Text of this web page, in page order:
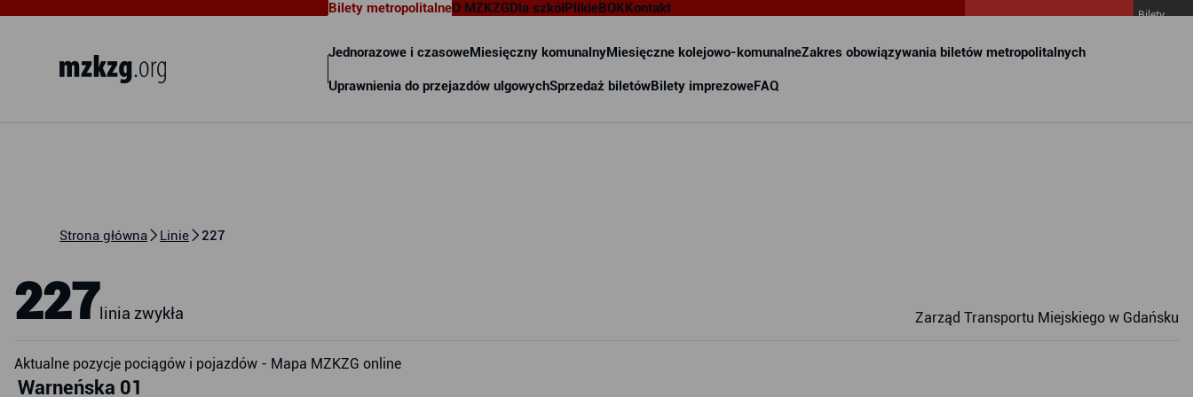
Bilety metropolitalne
Jednorazowe i czasoweMiesięczny komunalnyMiesięczne kolejowo-komunalneZakres obowiązywania biletów metropolitalnych
Uprawnienia do przejazdów ulgowychSprzedaż biletówBilety imprezoweFAQ
O MZKZGDla szkółPlikieBOKKontakt
Bilety
Strona główna Linie 227
227 linia zwykła Zarząd Transportu Miejskiego w Gdańsku
Aktualne pozycje pociągów i pojazdów - Mapa MZKZG online
Warneńska 01